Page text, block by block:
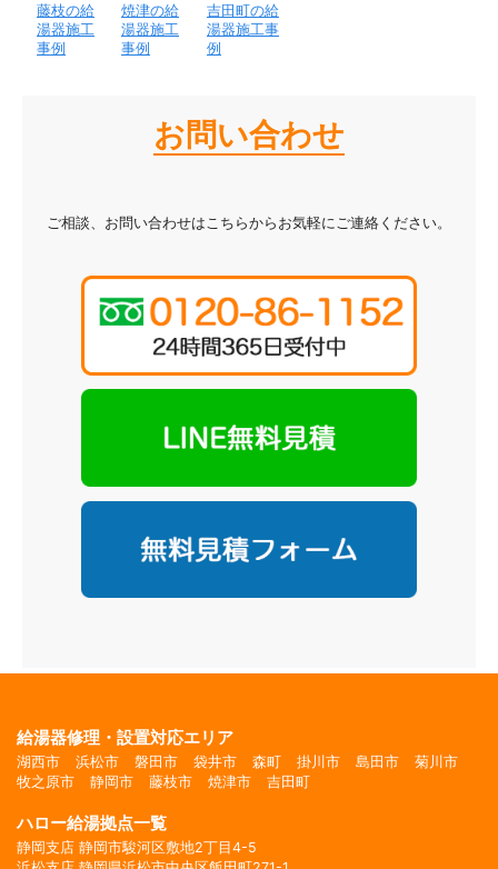
藤枝の給
湯器施工
事例
焼津の給
湯器施工
事例
吉田町の給
湯器施工事
例
お問い合わせ
ご相談、お問い合わせはこちらからお気軽にご連絡ください。
給湯器修理・設置対応エリア
湖西市 浜松市 磐田市 袋井市 森町 掛川市 島田市
菊川市
牧之原市
静岡市 藤枝市 焼津市 吉田町
ハロー給湯拠点一覧
静岡支店 静岡市駿河区敷地2丁目4-5